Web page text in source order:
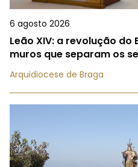
6 agosto 2026
Leão XIV: a revolução do
muros que separam os
Arquidiocese de Braga